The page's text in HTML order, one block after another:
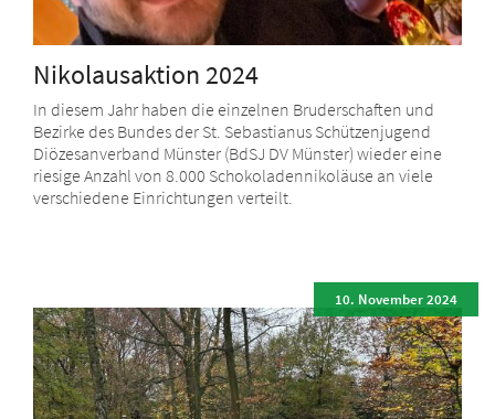
Nikolausaktion 2024
In diesem Jahr haben die einzelnen Bruderschaften und
Bezirke des Bundes der St. Sebastianus Schützenjugend
Diözesanverband Münster (BdSJ DV Münster) wieder eine
riesige Anzahl von 8.000 Schokoladennikoläuse an viele
verschiedene Einrichtungen verteilt.
10. November 2024